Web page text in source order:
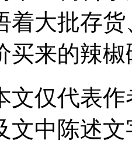
着大批存
买来的辣
文仅代表
文中陈述